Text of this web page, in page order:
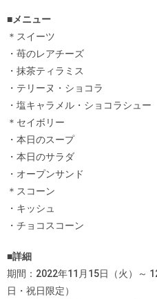
■メニュー
＊スイーツ
・苺のレアチーズ
・抹茶ティラミス
・テリーヌ・ショコラ
・塩キャラメル・ショコラシュー
＊セイボリー
・本日のスープ
・本日のサラダ
・オープンサンド
＊スコーン
・キッシュ
・チョコスコーン
■詳細
期間：2022年11月15日（火）～
日・祝日限定）